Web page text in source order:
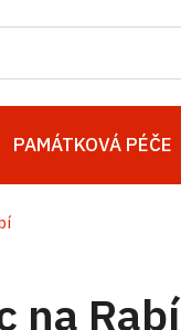
PAMÁTKOVÁ PÉČE
na Rabí